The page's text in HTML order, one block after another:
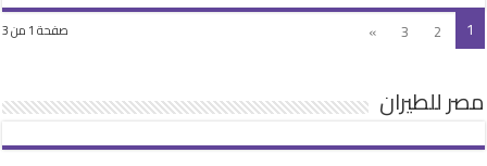
حول
صفحة 1 من 3 1
2
3
»
مصر للطيران